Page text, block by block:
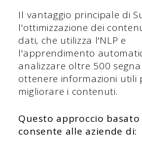
Il vantaggio principale di
l'ottimizzazione dei
dati, che utilizza l'NLP e
l'apprendimento
analizzare oltre 500
ottenere informazioni utili
migliorare i contenuti.
Questo approccio
consente alle aziende di: